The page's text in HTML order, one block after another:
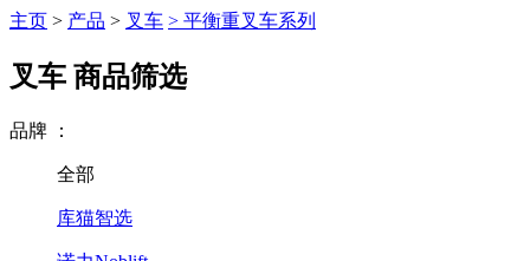
主页 > 产品 > 叉车 > 平衡重叉车系列
叉车 商品筛选
品牌 ：
全部
库猫智选